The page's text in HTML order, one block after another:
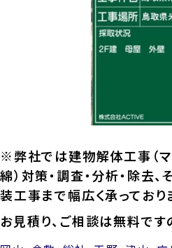
※弊社では建物解体工事（マ
綿）対策・調査・分析・除去
装工事まで幅広く承っており
お見積り、ご相談は無料で